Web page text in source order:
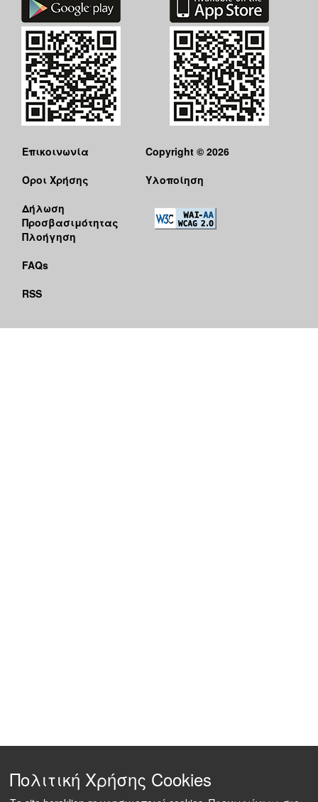
Επικοινωνία
Όροι Χρήσης
Δήλωση
Προσβασιμότητας
Πλοήγηση
FAQs
RSS
Copyright © 2026
Υλοποίηση
Πολιτική Χρήσης Cookies